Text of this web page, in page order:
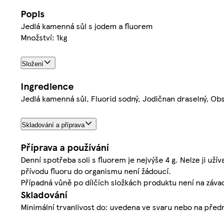
Popis
Jedlá kamenná sůl s jodem a fluorem
Množství: 1kg
Složení
Ingredience
Jedlá kamenná sůl, Fluorid sodný, Jodičnan draselný,
Skladování a příprava
Příprava a používání
Denní spotřeba soli s fluorem je nejvýše 4 g. Nelze ji
přívodu fluoru do organismu není žádoucí.
Případná vůně po dílčích složkách produktu není na
Skladování
Minimální trvanlivost do: uvedena ve svaru nebo na